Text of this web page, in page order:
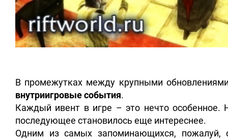
В промежутках между крупными
внутриигровые события.
Каждый ивент в игре – это нечто особенное.
последующее становилось еще интереснее.
Одним из самых запоминающихся, пожалуй,